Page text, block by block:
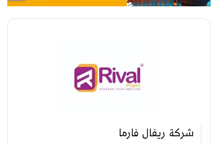
شركة ريفال فارما